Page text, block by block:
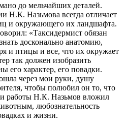
до мельчайших деталей.
Н.К. Назьмова всегда отличает
и окружающего их ландшафта.
«Таксидермист обязан
досконально анатомию,
и птицы и все, что их окружает
так должен изобразить
его характер, его повадки.
через мои руки, душу
чтобы полюбил он то, что
работы Н.К. Назьмов вложил
любознательность
и жизни.